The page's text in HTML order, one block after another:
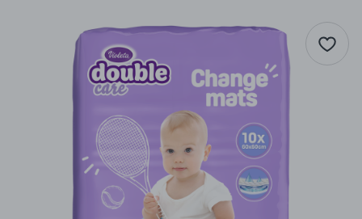
TV, audio i foto
VRT I ALATI
Klik supermarket
Sport i slobodno vrijeme